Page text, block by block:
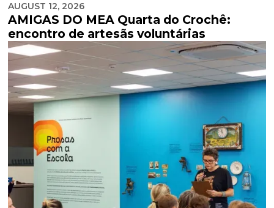
AUGUST 12, 2026
AMIGAS DO MEA Quarta do Crochê:
encontro de artesãs voluntárias